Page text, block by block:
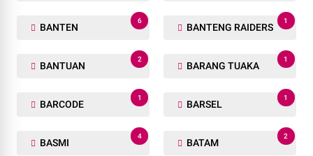
BANTEN
6
BANTENG RAIDERS
1
BANTUAN
2
BARANG TUAKA
1
BARCODE
1
BARSEL
1
BASMI
4
BATAM
2